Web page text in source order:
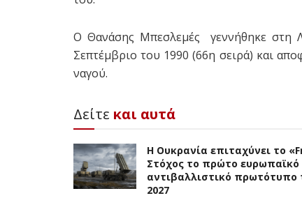
Ο Θανάσης Μπεσλεμές γεννήθηκε στη
Σεπτέμβριο του 1990 (66η σειρά) και
ναγού.
Δείτε και αυτά
Η Ουκρανία επιταχύνει το
Στόχος το πρώτο ευρωπαϊκό
αντιβαλλιστικό πρωτότυπο
2027